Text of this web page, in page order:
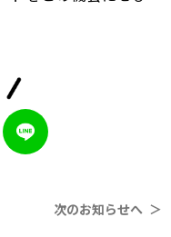
次のお知らせへ ＞